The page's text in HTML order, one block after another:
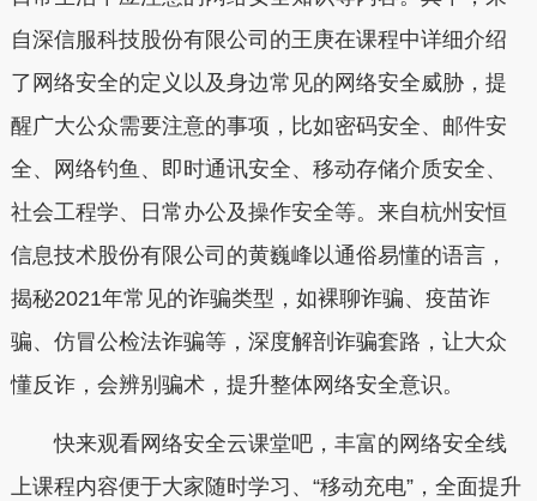
自深信服科技股份有限公司的王庚在课程中详细介绍
了网络安全的定义以及身边常见的网络安全威胁，提
醒广大公众需要注意的事项，比如密码安全、邮件安
全、网络钓鱼、即时通讯安全、移动存储介质安全、
社会工程学、日常办公及操作安全等。来自杭州安恒
信息技术股份有限公司的黄巍峰以通俗易懂的语言，
揭秘2021年常见的诈骗类型，如裸聊诈骗、疫苗诈
骗、仿冒公检法诈骗等，深度解剖诈骗套路，让大众
懂反诈，会辨别骗术，提升整体网络安全意识。
快来观看网络安全云课堂吧，丰富的网络安全线
上课程内容便于大家随时学习、“移动充电”，全面提升